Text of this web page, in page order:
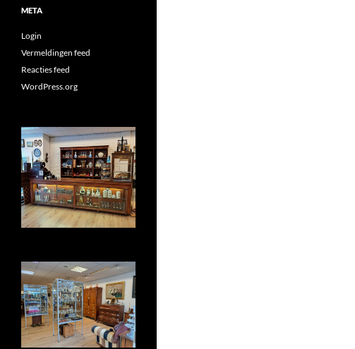
META
Login
Vermeldingen feed
Reacties feed
WordPress.org